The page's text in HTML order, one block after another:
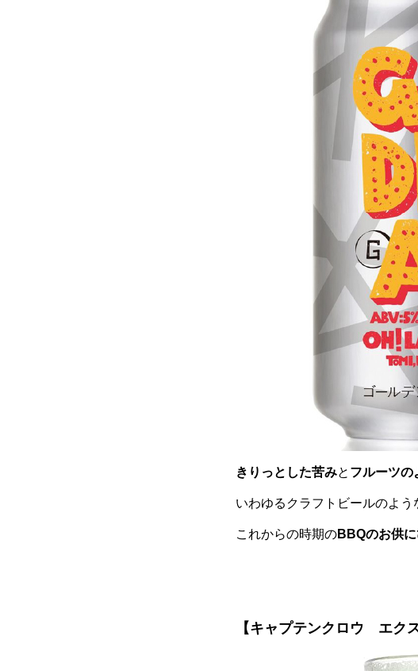
きりっとした苦みと フルーツの
いわゆるクラフトビールのよう
これからの時期のBBQのお供
【キャプテンクロウ エク